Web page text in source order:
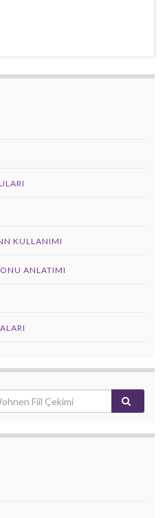
KULLANIMI
ANLATIMI